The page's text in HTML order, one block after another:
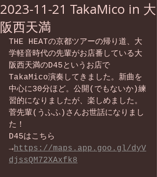
2023-11-21 TakaMico in 大
阪西天満
THE HEATの京都ツアーの帰り道、大
学軽音時代の先輩がお店番している大
阪西天満のD45というお店で
TakaMico演奏してきました。新曲を
中心に30分ほど。公開(でもないか)練
習的になりましたが、楽しめました。
菅先輩(うふふ)さんお世話になりまし
た！
D45はこちら
→https://maps.app.goo.gl/dyV
djssQM72XAxfk8